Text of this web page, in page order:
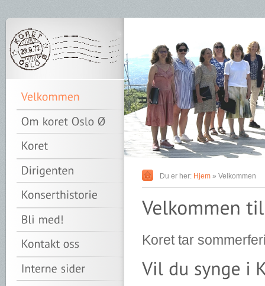
Du er her: Hjem » Velkommen
Koret tar